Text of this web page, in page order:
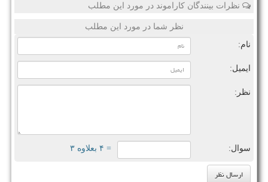
نظرات بینندگان کاراموند در مورد این مطلب
نظر شما در مورد این مطلب
نام:
ایمیل:
نظر:
سوال: = ۴ بعلاوه ۳